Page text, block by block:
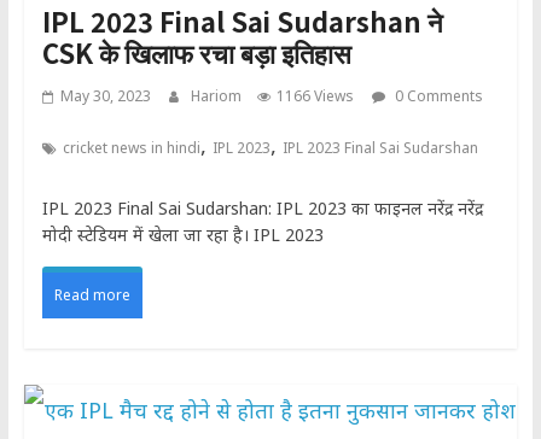
IPL 2023 Final Sai Sudarshan ने
CSK के खिलाफ रचा बड़ा इतिहास
May 30, 2023 Hariom 1166 Views 0 Comments
cricket news in hindi, IPL 2023, IPL 2023 Final Sai Sudarshan
IPL 2023 Final Sai Sudarshan: IPL 2023 का फाइनल नरेंद्र नरेंद्र
मोदी स्टेडियम में खेला जा रहा है। IPL 2023
Read more